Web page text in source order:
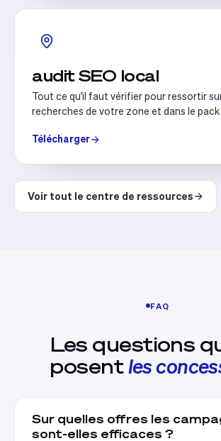
audit SEO local
Tout ce qu'il faut vérifier pour ressortir
recherches de votre zone et dans le pack
Télécharger
Voir tout le centre de ressources
FAQ
Les questions
posent les
Sur quelles offres les
sont-elles efficaces ?